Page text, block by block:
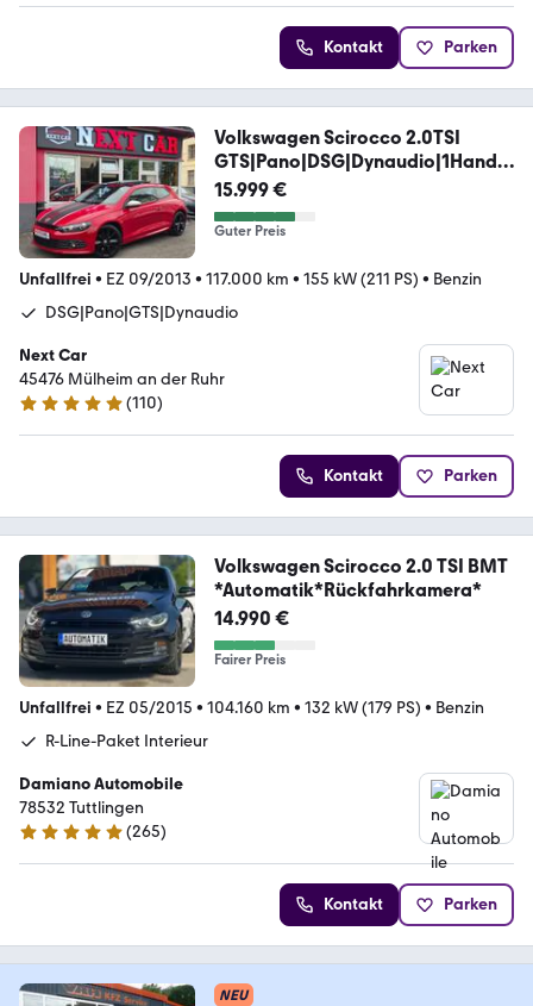
Kontakt Parken
Volkswagen Scirocco 2.0TSI
GTS|Pano|DSG|Dynaudio|1Hand|P
ano
15.999 €
Guter Preis
Unfallfrei • EZ 09/2013 • 117.000 km • 155 kW (211 PS) • Benzin
DSG|Pano|GTS|Dynaudio
Next Car
45476 Mülheim an der Ruhr
4.9 Sterne
(110)
Kontakt Parken
Volkswagen Scirocco 2.0 TSI BMT
*Automatik*Rückfahrkamera*
14.990 €
Fairer Preis
Unfallfrei • EZ 05/2015 • 104.160 km • 132 kW (179 PS) • Benzin
R-Line-Paket Interieur
Damiano Automobile
78532 Tuttlingen
4.9 Sterne
(265)
Kontakt Parken
NEU